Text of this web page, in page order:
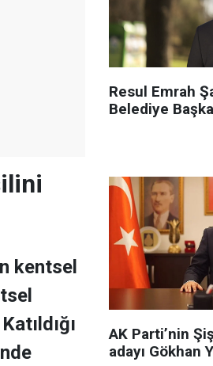
kentsel
Resul Emrah
Belediye
AK Parti’nin
adayı Gökhan